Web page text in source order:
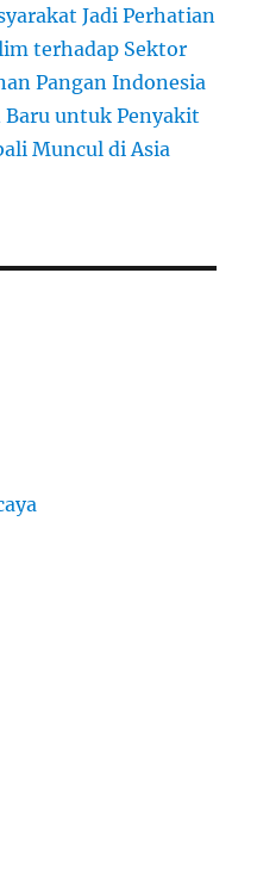
Jadi Perhatian
terhadap Sektor
Pangan Indonesia
Baru untuk Penyakit
Muncul di Asia